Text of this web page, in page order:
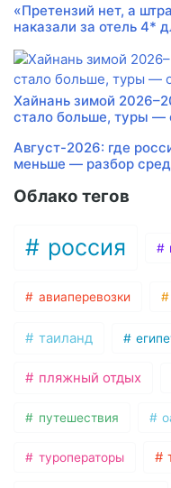
«Претензий нет, а
наказали за отель 4*
Хайнань зимой
стало больше, туры —
Август-2026: где
меньше — разбор
Облако тегов
россия
авиаперевозки
таиланд
пляжный отдых
путешествия
туроператоры